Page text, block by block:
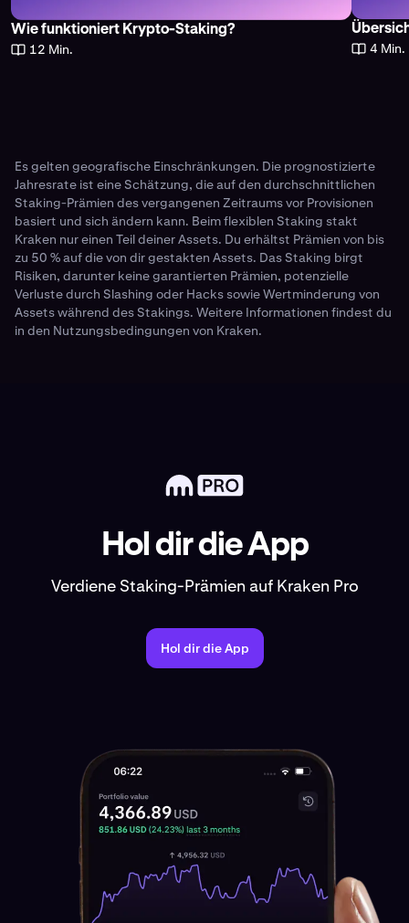
Wie funktioniert Krypto-Staking?
12 Min. 4 Min.
Es gelten geografische Einschränkungen. Die prognostizierte
Jahresrate ist eine Schätzung, die auf den durchschnittlichen
Staking-Prämien des vergangenen Zeitraums vor Provisionen
basiert und sich ändern kann. Beim flexiblen Staking stakt
Kraken nur einen Teil deiner Assets. Du erhältst Prämien von bis
zu 50 % auf die von dir gestakten Assets. Das Staking birgt
Risiken, darunter keine garantierten Prämien, potenzielle
Verluste durch Slashing oder Hacks sowie Wertminderung von
Assets während des Stakings. Weitere Informationen findest du
in den Nutzungsbedingungen von Kraken.
Hol dir die App
Verdiene Staking-Prämien auf Kraken Pro
Hol dir die App